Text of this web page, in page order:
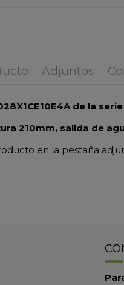
Adjuntos
de la serie
210mm, salida de
en la pestaña